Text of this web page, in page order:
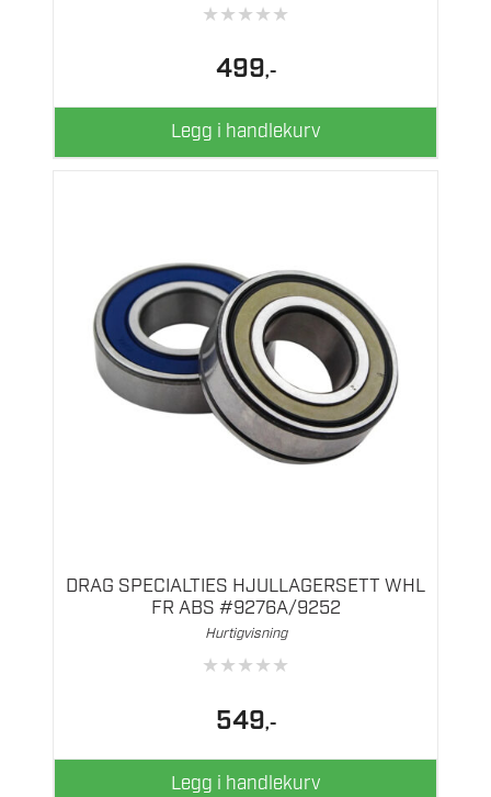
★★★★★
499,-
Legg i handlekurv
DRAG SPECIALTIES HJULLAGERSETT WHL
FR ABS #9276A/9252
Hurtigvisning
★★★★★
549,-
Legg i handlekurv